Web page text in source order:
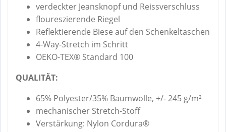
verdeckter Jeansknopf und Reissverschluss
floureszierende Riegel
Reflektierende Biese auf den Schenkeltaschen
4-Way-Stretch im Schritt
OEKO-TEX® Standard 100
QUALITÄT:
65% Polyester/35% Baumwolle, +/- 245 g/m²
mechanischer Stretch-Stoff
Verstärkung: Nylon Cordura®